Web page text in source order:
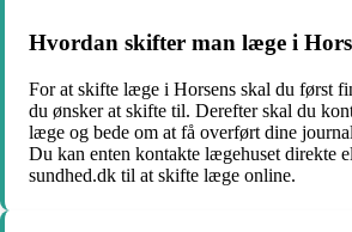
Hvordan skifter man læge i
For at skifte læge i Horsens skal du først
du ønsker at skifte til. Derefter skal du
læge og bede om at få overført dine
Du kan enten kontakte lægehuset direkte
sundhed.dk til at skifte læge online.